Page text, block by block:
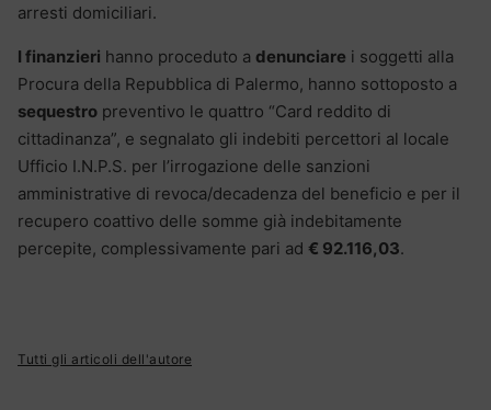
arresti domiciliari.
I finanzieri hanno proceduto a denunciare i soggetti alla
Procura della Repubblica di Palermo, hanno sottoposto a
sequestro preventivo le quattro “Card reddito di
cittadinanza”, e segnalato gli indebiti percettori al locale
Ufficio I.N.P.S. per l’irrogazione delle sanzioni
amministrative di revoca/decadenza del beneficio e per il
recupero coattivo delle somme già indebitamente
percepite, complessivamente pari ad € 92.116,03.
Tutti gli articoli dell'autore